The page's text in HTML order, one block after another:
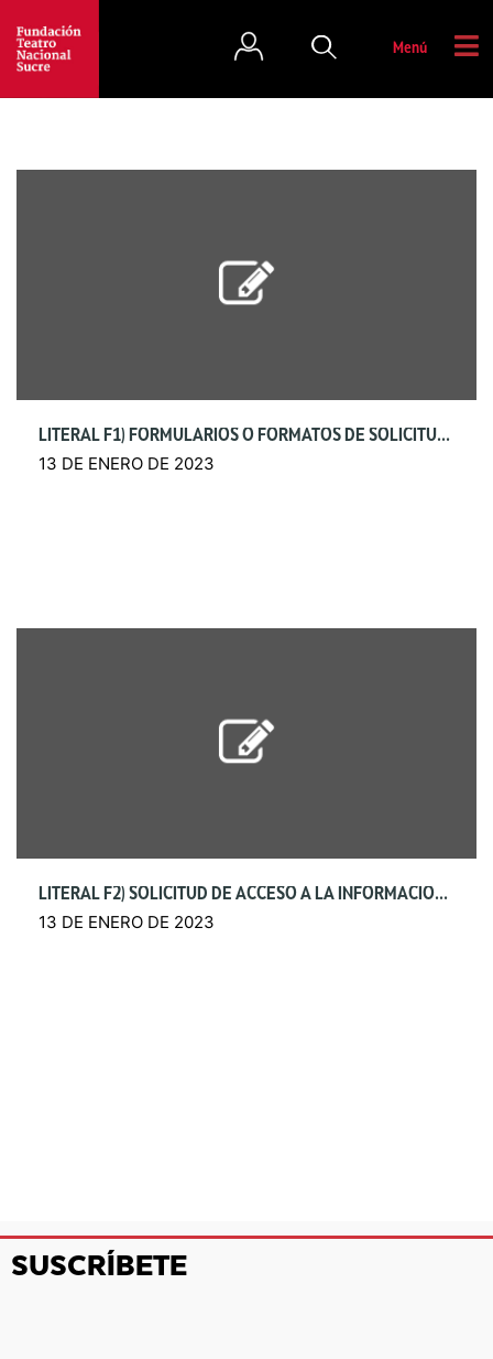
Menú
LITERAL F1) FORMULARIOS O FORMATOS DE SOLICITUDES
13 DE ENERO DE 2023
LITERAL F2) SOLICITUD DE ACCESO A LA INFORMACIÓN PÚBLICA
13 DE ENERO DE 2023
SUSCRÍBETE